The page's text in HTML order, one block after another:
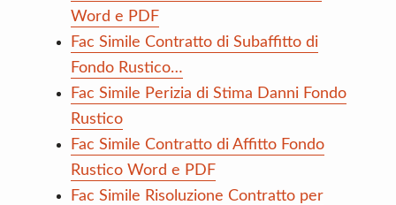
Word e PDF
Fac Simile Contratto di Subaffitto di
Fondo Rustico…
Fac Simile Perizia di Stima Danni Fondo
Rustico
Fac Simile Contratto di Affitto Fondo
Rustico Word e PDF
Fac Simile Risoluzione Contratto per